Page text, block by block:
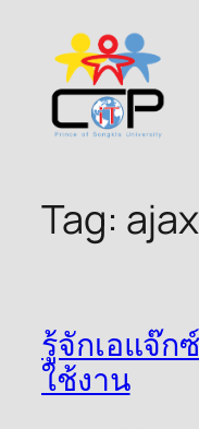
content
Tag: ajax
รู้จักเอแจ๊ก
ใช้งาน